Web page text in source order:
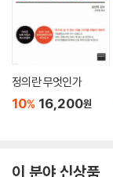
정의란 무엇인가
10% 16,200원
이 분야 신상품